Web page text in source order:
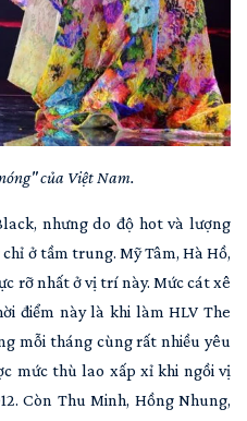
của Việt Nam.
nhưng do độ hot và lượng
ở tầm trung. Mỹ Tâm, Hà Hồ,
rỡ nhất ở vị trí này. Mức cát xê
điểm này là khi làm HLV The
mỗi tháng cùng rất nhiều yêu
mức thù lao xấp xỉ khi ngồi vị
Còn Thu Minh, Hồng Nhung,